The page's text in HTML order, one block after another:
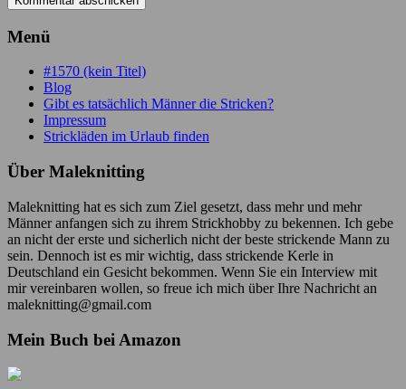
Menü
#1570 (kein Titel)
Blog
Gibt es tatsächlich Männer die Stricken?
Impressum
Strickläden im Urlaub finden
Über Maleknitting
Maleknitting hat es sich zum Ziel gesetzt, dass mehr und mehr
Männer anfangen sich zu ihrem Strickhobby zu bekennen. Ich gebe
an nicht der erste und sicherlich nicht der beste strickende Mann zu
sein. Dennoch ist es mir wichtig, dass strickende Kerle in
Deutschland ein Gesicht bekommen. Wenn Sie ein Interview mit
mir vereinbaren wollen, so freue ich mich über Ihre Nachricht an
maleknitting@gmail.com
Mein Buch bei Amazon